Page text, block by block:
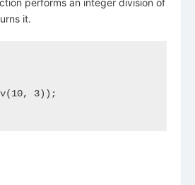
performs an integer division of
it.
3));